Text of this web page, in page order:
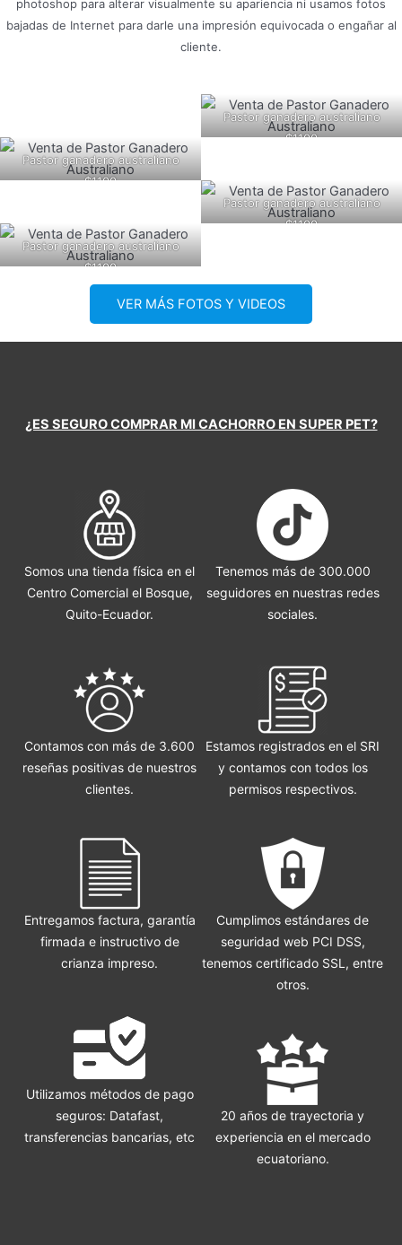
photoshop para alterar visualmente su apariencia ni usamos fotos
bajadas de Internet para darle una impresión equivocada o engañar al
cliente.
Pastor ganadero australiano
$1100
Pastor ganadero australiano
$1100
Pastor ganadero australiano
$1100
Pastor ganadero australiano
$1100
VER MÁS FOTOS Y VIDEOS
¿ES SEGURO COMPRAR MI CACHORRO EN SUPER PET?
Somos una tienda física en el
Centro Comercial el Bosque,
Quito-Ecuador.
Contamos con más de 3.600
reseñas positivas de nuestros
clientes.
Entregamos factura, garantía
firmada e instructivo de
crianza impreso.
Utilizamos métodos de pago
seguros: Datafast,
transferencias bancarias, etc
Tenemos más de 300.000
seguidores en nuestras redes
sociales.
Estamos registrados en el SRI
y contamos con todos los
permisos respectivos.
Cumplimos estándares de
seguridad web PCI DSS,
tenemos certificado SSL, entre
otros.
20 años de trayectoria y
experiencia en el mercado
ecuatoriano.